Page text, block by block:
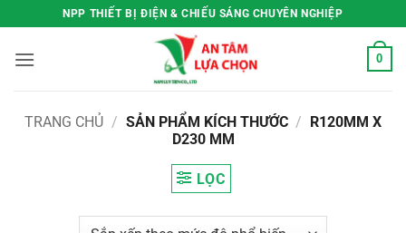
qua
nội
NPP THIẾT BỊ ĐIỆN & CHIẾU SÁNG CHUYÊN NGHIỆP
0
TRANG CHỦ / SẢN PHẨM KÍCH THƯỚC / R120MM X
D230 MM
LỌC